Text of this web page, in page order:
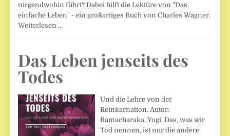
nirgendwohin führt? Dabei hilft die Lektüre von "Das
einfache Leben" - ein großartiges Buch von Charles Wagner.
Weiterlesen …
Das Leben jenseits des
Todes
Und die Lehre von der
Reinkarnation. Autor:
Ramacharaka, Yogi. Das, was wir
Tod nennen, ist nur die andere